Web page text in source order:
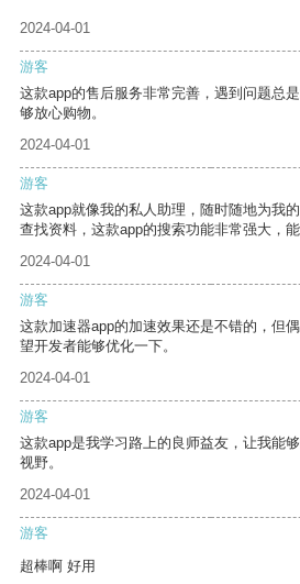
2024-04-01
游客
这款app的售后服务非常完善，遇到问题总
够放心购物。
2024-04-01
游客
这款app就像我的私人助理，随时随地为我
查找资料，这款app的搜索功能非常强大，
2024-04-01
游客
这款加速器app的加速效果还是不错的，但
望开发者能够优化一下。
2024-04-01
游客
这款app是我学习路上的良师益友，让我能
视野。
2024-04-01
游客
超棒啊 好用